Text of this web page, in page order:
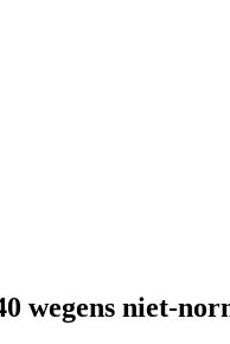
wegens niet-